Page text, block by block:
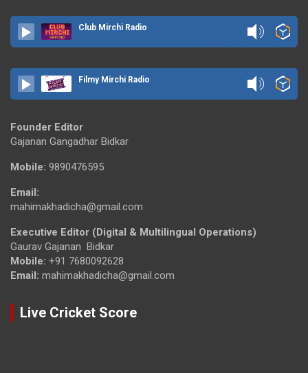
Club Mirchi Radio
Filmy Mirchi Radio
Founder Editor
Gajanan Gangadhar Bidkar
Mobile: 9890476595
Email:
mahimakhadicha@gmail.com
Executive Editor (Digital & Multilingual Operations)
Gaurav Gajanan Bidkar
Mobile: +91 7680092628
Email: mahimakhadicha@gmail.com
Live Cricket Score